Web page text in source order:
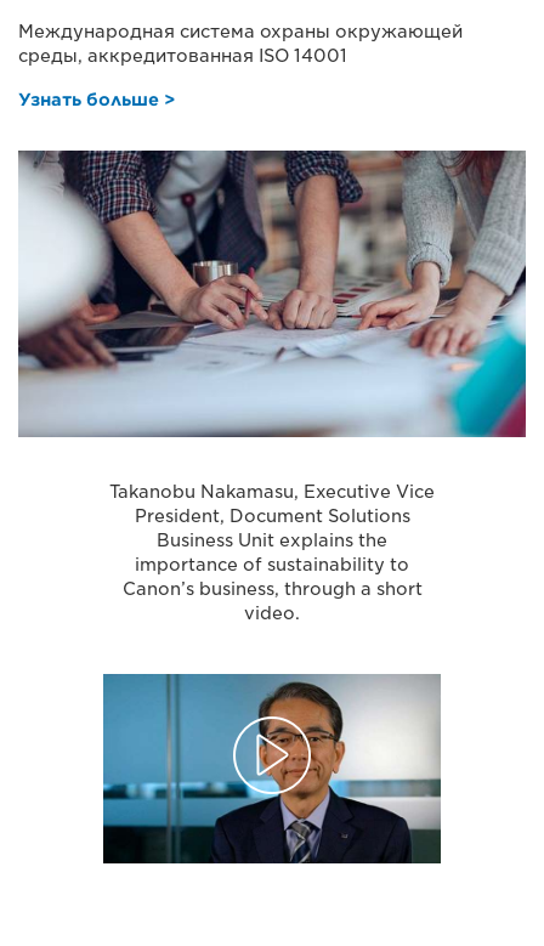
Международная система охраны окружающей
среды, аккредитованная ISO 14001
Узнать больше >
Takanobu Nakamasu, Executive Vice
President, Document Solutions
Business Unit explains the
importance of sustainability to
Canon’s business, through a short
video.